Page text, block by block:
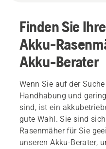
Finden Sie
Akku-
Akku-Berater
Wenn Sie auf der
Handhabung und
sind, ist ein
gute Wahl. Sie sind
Rasenmäher für Sie
unseren Akku-Berater,